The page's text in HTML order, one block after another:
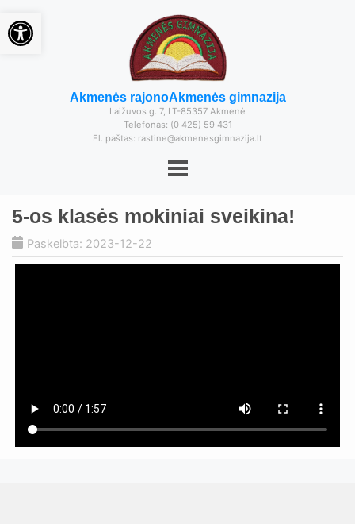
Akmenės rajonoAkmenės gimnazija
Laižuvos g. 7, LT-85357 Akmenė
Telefonas: (0 425) 59 431
El. paštas: rastine@akmenesgimnazija.lt
5-os klasės mokiniai sveikina!
Paskelbta: 2023-12-22
Open toolbar